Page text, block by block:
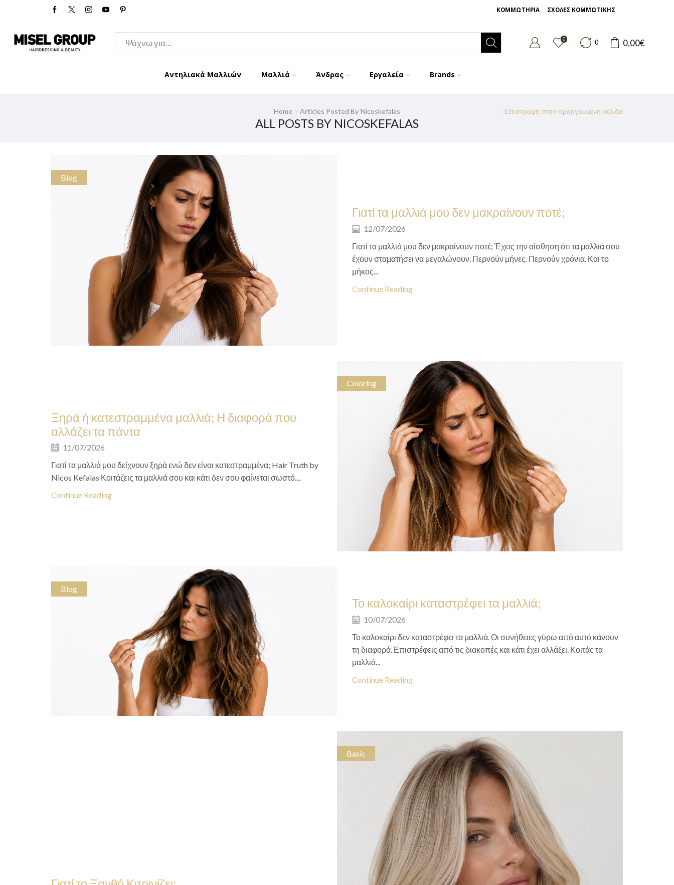
ΚΟΜΜΩΤΗΡΙΑ ΣΧΟΛΕΣ ΚΟΜΜΩΤΙΚΗΣ
0 0 0,00€
Αντηλιακά Μαλλιών Μαλλιά Άνδρας Εργαλεία Brands
Επιστροφή στην προηγούμενη σελίδα
Home Articles Posted By Nicoskefalas
ALL POSTS BY NICOSKEFALAS
Blog
Γιατί τα μαλλιά μου δεν μακραίνουν ποτέ;
12/07/2026
Γιατί τα μαλλιά μου δεν μακραίνουν ποτέ; Έχεις την αίσθηση ότι τα μαλλιά σου
έχουν σταματήσει να μεγαλώνουν. Περνούν μήνες. Περνούν χρόνια. Και το
μήκος...
Continue Reading
Coloring
Ξηρά ή κατεστραμμένα μαλλιά; Η διαφορά που
αλλάζει τα πάντα
11/07/2026
Γιατί τα μαλλιά μου δείχνουν ξηρά ενώ δεν είναι κατεστραμμένα; Hair Truth by
Nicos Kefalas Κοιτάζεις τα μαλλιά σου και κάτι δεν σου φαίνεται σωστό....
Continue Reading
Blog
Το καλοκαίρι καταστρέφει τα μαλλιά;
10/07/2026
Το καλοκαίρι δεν καταστρέφει τα μαλλιά. Οι συνήθειες γύρω από αυτό κάνουν
τη διαφορά. Επιστρέφεις από τις διακοπές και κάτι έχει αλλάξει. Κοιτάς τα
μαλλιά...
Continue Reading
Basic